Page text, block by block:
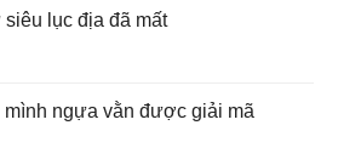
lục địa đã mất
mình ngựa vằn được giải mã